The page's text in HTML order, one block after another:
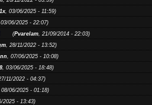
, 03/06/2025 - 11:59)
06/2025 - 22:07)
(Pvarelam, 21/09/2014 - 22:03)
, 28/11/2022 - 13:52)
, 07/06/2025 - 10:08)
, 03/06/2025 - 18:48)
11/2022 - 04:37)
08/06/2025 - 01:18)
2025 - 13:43)